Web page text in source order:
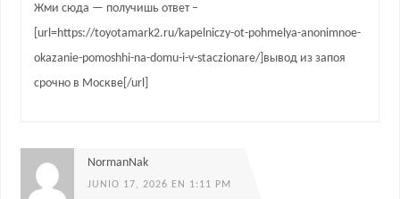
Жми сюда — получишь ответ –
[url=https://toyotamark2.ru/kapelniczy-ot-pohmelya-anonimnoe-
okazanie-pomoshhi-na-domu-i-v-staczionare/]вывод из запоя
срочно в Москве[/url]
NormanNak
JUNIO 17, 2026 EN 1:11 PM